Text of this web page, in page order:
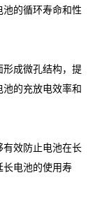
的循环寿命和性
形成微孔结构，提
的充放电效率和
有效防止电池在长
长电池的使用寿